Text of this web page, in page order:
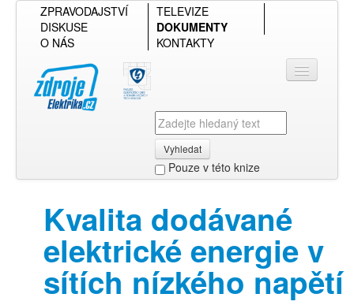
ZPRAVODAJSTVÍ
TELEVIZE
DISKUSE
DOKUMENTY
O NÁS
KONTAKTY
Vyhledat
Pouze v této knize
Přehled podle firmy
Přehled podle obsahu
Kvalita dodávané
elektrické energie v
sítích nízkého napětí